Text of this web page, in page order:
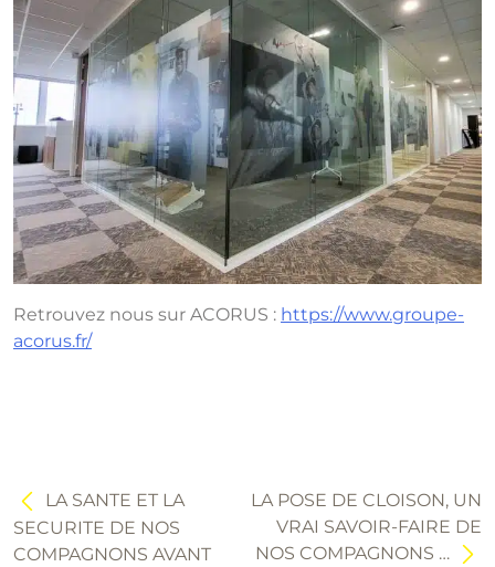
Retrouvez nous sur ACORUS : https://www.groupe-
acorus.fr/
LA SANTE ET LA
SECURITE DE NOS
COMPAGNONS AVANT
LA POSE DE CLOISON, UN
VRAI SAVOIR-FAIRE DE
NOS COMPAGNONS …